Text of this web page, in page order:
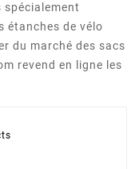
spécialement
étanches de vélo
du marché des sacs
revend en ligne les